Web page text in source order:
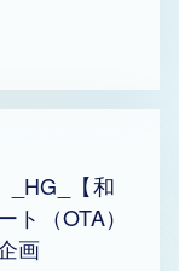
_HG_【和
（OTA）
画